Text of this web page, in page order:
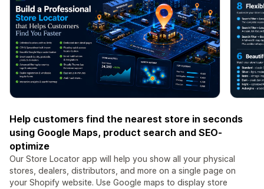
Help customers find the nearest store in seconds
using Google Maps, product search and SEO-
optimize
Our Store Locator app will help you show all your physical
stores, dealers, distributors, and more on a single page on
your Shopify website. Use Google maps to display store